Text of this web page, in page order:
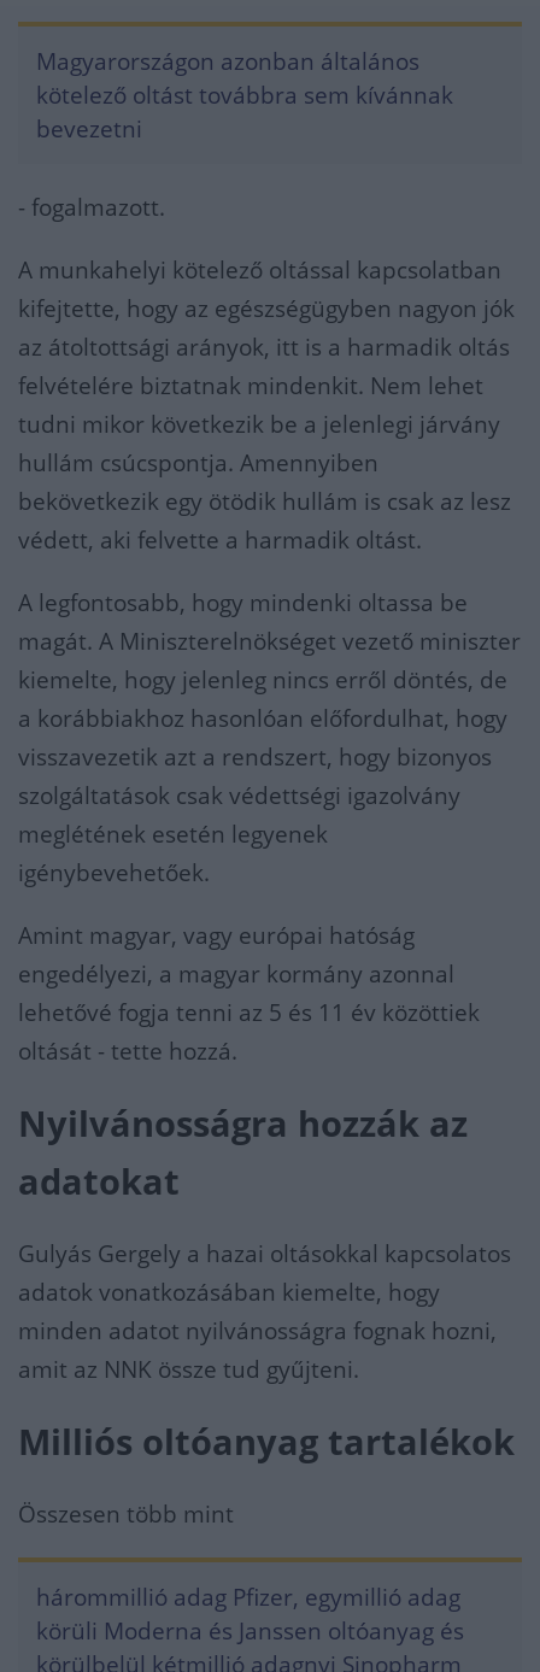
Magyarországon azonban általános
kötelező oltást továbbra sem kívánnak
bevezetni
- fogalmazott.
A munkahelyi kötelező oltással kapcsolatban
kifejtette, hogy az egészségügyben nagyon jók
az átoltottsági arányok, itt is a harmadik oltás
felvételére biztatnak mindenkit. Nem lehet
tudni mikor következik be a jelenlegi járvány
hullám csúcspontja. Amennyiben
bekövetkezik egy ötödik hullám is csak az lesz
védett, aki felvette a harmadik oltást.
A legfontosabb, hogy mindenki oltassa be
magát. A Miniszterelnökséget vezető miniszter
kiemelte, hogy jelenleg nincs erről döntés, de
a korábbiakhoz hasonlóan előfordulhat, hogy
visszavezetik azt a rendszert, hogy bizonyos
szolgáltatások csak védettségi igazolvány
meglétének esetén legyenek
igénybevehetőek.
Amint magyar, vagy európai hatóság
engedélyezi, a magyar kormány azonnal
lehetővé fogja tenni az 5 és 11 év közöttiek
oltását - tette hozzá.
Nyilvánosságra hozzák az
adatokat
Gulyás Gergely a hazai oltásokkal kapcsolatos
adatok vonatkozásában kiemelte, hogy
minden adatot nyilvánosságra fognak hozni,
amit az NNK össze tud gyűjteni.
Milliós oltóanyag tartalékok
Összesen több mint
hárommillió adag Pfizer, egymillió adag
körüli Moderna és Janssen oltóanyag és
körülbelül kétmillió adagnyi Sinopharm